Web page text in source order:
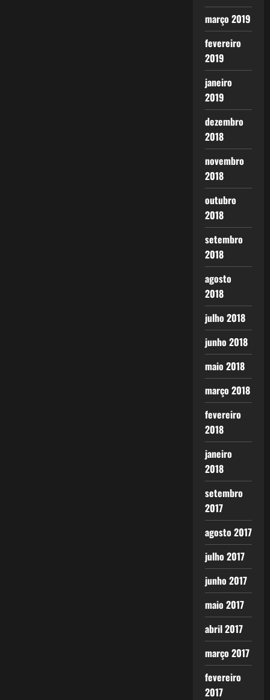
março 2019
fevereiro
2019
janeiro
2019
dezembro
2018
novembro
2018
outubro
2018
setembro
2018
agosto
2018
julho 2018
junho 2018
maio 2018
março 2018
fevereiro
2018
janeiro
2018
setembro
2017
agosto 2017
julho 2017
junho 2017
maio 2017
abril 2017
março 2017
fevereiro
2017